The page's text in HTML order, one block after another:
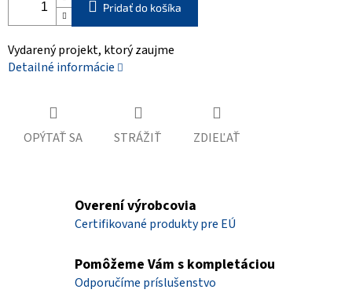
Pridať do košíka
Vydarený projekt, ktorý zaujme
Detailné informácie
OPÝTAŤ SA STRÁŽIŤ ZDIEĽAŤ
Overení výrobcovia
Certifikované produkty pre EÚ
Pomôžeme Vám s kompletáciou
Odporučíme príslušenstvo